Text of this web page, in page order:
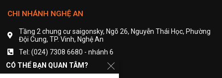
CHI NHÁNH NGHỆ AN
Tầng 2 chung cư saigonsky, Ngõ 26, Nguyễn Thái Học, Phường
Đội Cung, TP. Vinh, Nghệ An
Tel: (024) 7308 6680 - nhánh 6
Email: contact@nhanhoa.com
CÓ THỂ BẠN QUAN TÂM?